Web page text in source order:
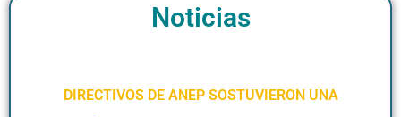
Noticias
DIRECTIVOS DE ANEP SOSTUVIERON UNA